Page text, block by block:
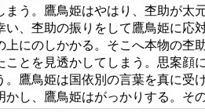
まう。鷹鳥姫はやはり、杢助が太
い、杢助の振りをして鷹鳥姫に応
上にのしかかる。そこへ本物の杢
ことを見透かしてしまう。思案顔
。鷹鳥姫は国依別の言葉を真に受
かし、鷹鳥姫はがっかりする。そ